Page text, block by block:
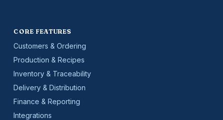
CORE FEATURES
Customers & Ordering
Production & Recipes
Inventory & Traceability
Delivery & Distribution
Finance & Reporting
Integrations